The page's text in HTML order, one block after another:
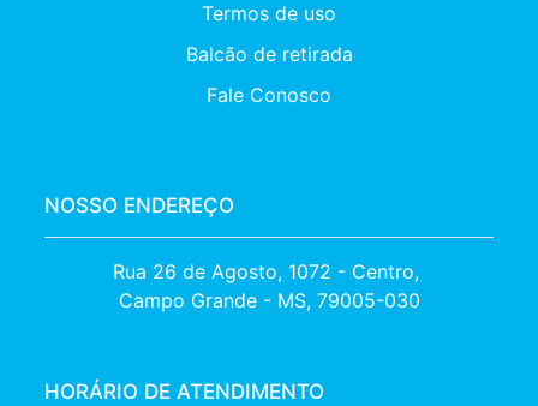
Termos de uso
Balcão de retirada
Fale Conosco
NOSSO ENDEREÇO
Rua 26 de Agosto, 1072 - Centro,
Campo Grande - MS, 79005-030
HORÁRIO DE ATENDIMENTO